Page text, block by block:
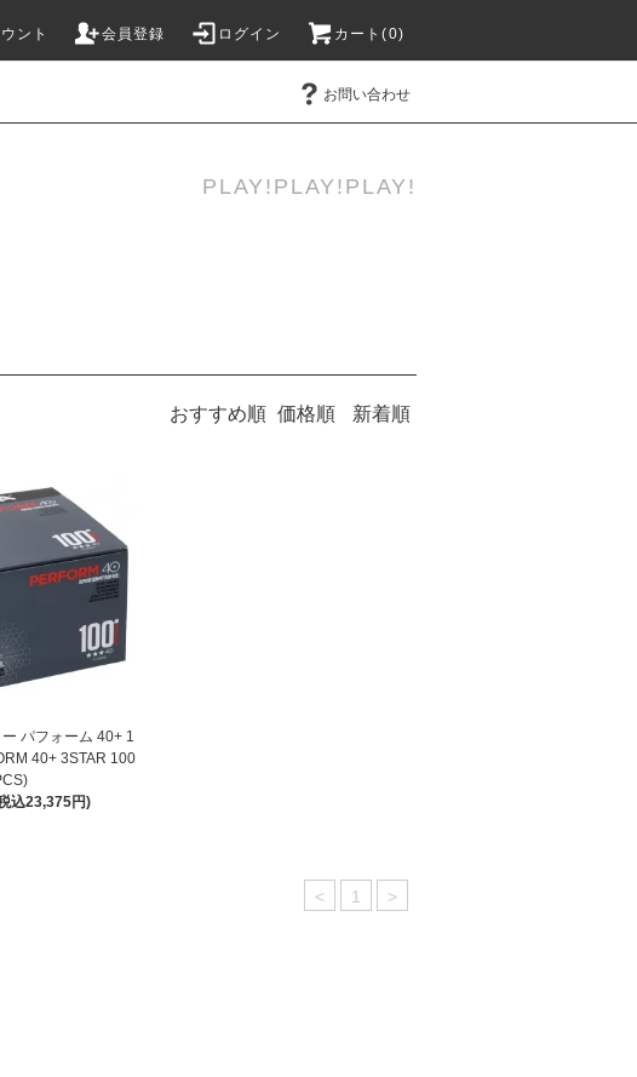
ント 会員登録 ログイン カート(0)
お問い合わせ
PLAY!PLAY!PLAY!
おすすめ順 価格順 新着順
ー パフォーム 40+ 1
40+ 3STAR 100
込23,375円)
< 1 >